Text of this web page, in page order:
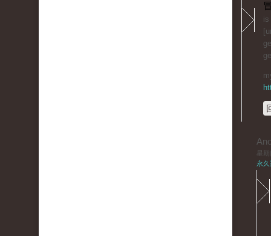
is
星
永久